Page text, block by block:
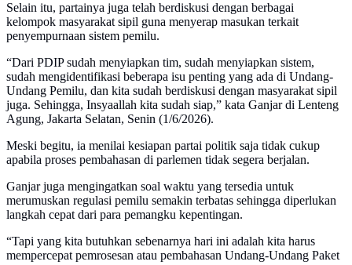
Selain itu, partainya juga telah berdiskusi dengan berbagai
kelompok masyarakat sipil guna menyerap masukan terkait
penyempurnaan sistem pemilu.
“Dari PDIP sudah menyiapkan tim, sudah menyiapkan sistem,
sudah mengidentifikasi beberapa isu penting yang ada di Undang-
Undang Pemilu, dan kita sudah berdiskusi dengan masyarakat sipil
juga. Sehingga, Insyaallah kita sudah siap,” kata Ganjar di Lenteng
Agung, Jakarta Selatan, Senin (1/6/2026).
Meski begitu, ia menilai kesiapan partai politik saja tidak cukup
apabila proses pembahasan di parlemen tidak segera berjalan.
Ganjar juga mengingatkan soal waktu yang tersedia untuk
merumuskan regulasi pemilu semakin terbatas sehingga diperlukan
langkah cepat dari para pemangku kepentingan.
“Tapi yang kita butuhkan sebenarnya hari ini adalah kita harus
mempercepat pemrosesan atau pembahasan Undang-Undang Paket